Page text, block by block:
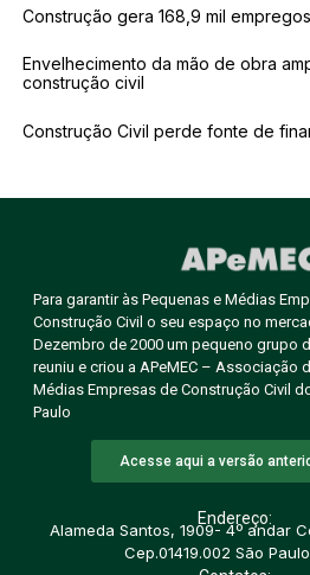
Construção gera 168,9 mil
Envelhecimento da mão de obra
construção civil
Construção Civil perde fonte de
Para garantir às Pequenas e Médias
Construção Civil o seu espaço no
Dezembro de 2000 um pequeno grupo
reuniu e criou a APeMEC – Associação
Médias Empresas de Construção Civil
Paulo
Acesse aqui a versão
Endereço:
Alameda Santos, 1909- 4º andar
Cep.01419.002 São